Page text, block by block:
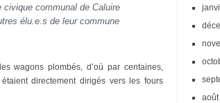
communal de Caluire
élu.e.s de leur commune
wagons plombés, d’où par centaines,
directement dirigés vers les fours